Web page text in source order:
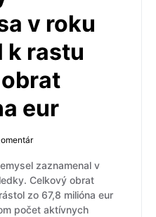
v roku
k rastu
eur
zaznamenal v
Celkový obrat
zo 67,8 milióna eur
počet aktívnych